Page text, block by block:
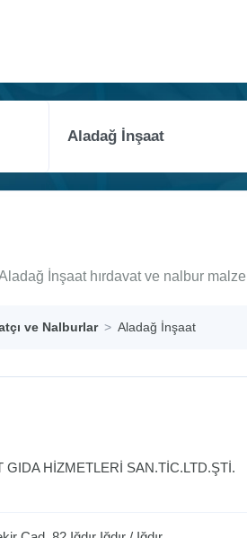
İnşaat hırdavat ve nalbur
ve Nalburlar Aladağ İnşaat
GIDA HİZMETLERİ SAN.TİC.LTD.ŞTİ.